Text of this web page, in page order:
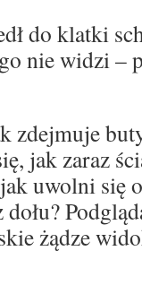
do klatki
nie widzi –
zdejmuje
jak zaraz
uwolni się
żądze